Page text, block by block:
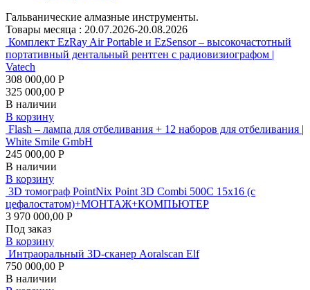
Гальванические алмазные инструменты.
Товары месяца : 20.07.2026-20.08.2026
Комплект EzRay Air Portable и EzSensor – высокочастотный
портативный дентальный рентген с радиовизиографом |
Vatech
308 000,00 Р
325 000,00 Р
В наличии
В корзину
Flash – лампа для отбеливания + 12 наборов для отбеливания |
White Smile GmbH
245 000,00 Р
В наличии
В корзину
3D томограф PointNix Point 3D Combi 500C 15х16 (с
цефалостатом)+МОНТАЖ+КОМПЬЮТЕР
3 970 000,00 Р
Под заказ
В корзину
Интраоральный 3D-сканер Aoralscan Elf
750 000,00 Р
В наличии